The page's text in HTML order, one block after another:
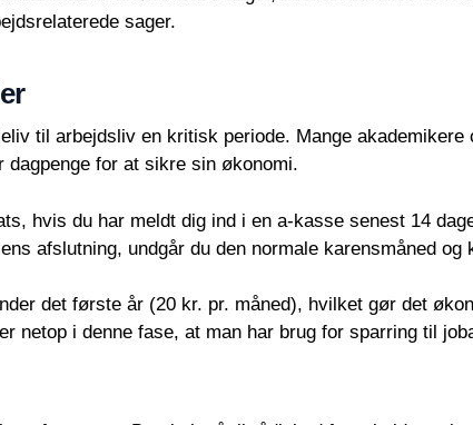
sager.
til arbejdsliv en kritisk periode. Mange
dagpenge for at sikre sin økonomi.
hvis du har meldt dig ind i en a-kasse senest 14
afslutning, undgår du den normale karensmåned og
det første år (20 kr. pr. måned), hvilket gør det
netop i denne fase, at man har brug for sparring til